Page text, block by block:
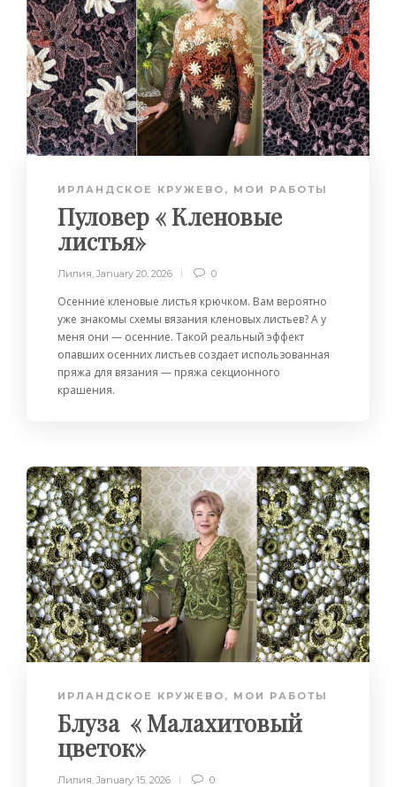
ИРЛАНДСКОЕ КРУЖЕВО , МОИ РАБОТЫ
Пуловер « Кленовые
листья»
Лилия, January 20, 2026 0
Осенние кленовые листья крючком. Вам вероятно
уже знакомы схемы вязания кленовых листьев? А у
меня они — осенние. Такой реальный эффект
опавших осенних листьев создает использованная
пряжа для вязания — пряжа секционного
крашения.
ИРЛАНДСКОЕ КРУЖЕВО , МОИ РАБОТЫ
Блуза « Малахитовый
цветок»
Лилия, January 15, 2026 0